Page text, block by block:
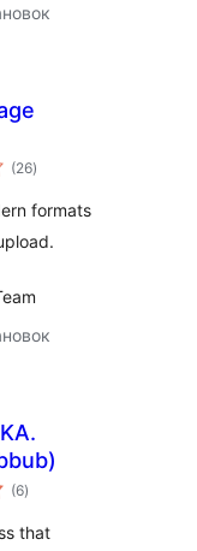
(26общий
рейтинг
)
formats
(6общий
рейтинг
)
that